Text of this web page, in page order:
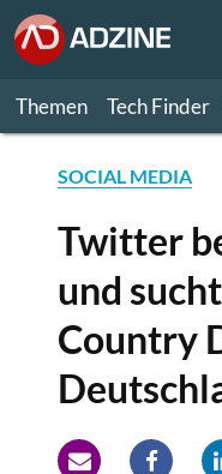
Themen Tech Finder
SOCIAL MEDIA
Twitter
und
Country